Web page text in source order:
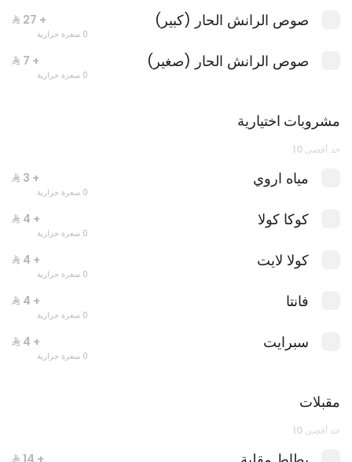
جست دانك ات
صوص الرانش الحار (كبير) + ⁨⁦‪‬ 27⁩
0 سعرة حرارية
صوص الرانش الحار (صغير) + ⁨⁦‪‬ 7⁩
0 سعرة حرارية
مشروبات اختيارية
حد أقصى 10
مياه اروي + ⁨⁦‪‬ 3⁩
0 سعرة حرارية
كوكا كولا + ⁨⁦‪‬ 4⁩
0 سعرة حرارية
كولا لايت + ⁨⁦‪‬ 4⁩
0 سعرة حرارية
فانتا + ⁨⁦‪‬ 4⁩
0 سعرة حرارية
سبرايت + ⁨⁦‪‬ 4⁩
0 سعرة حرارية
مقبلات
حد أقصى 10